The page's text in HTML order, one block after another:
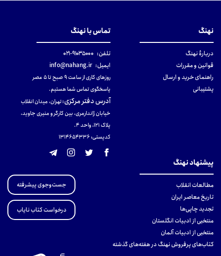
نهنگ
دربارهٔ نهنگ
قوانین و مقررات
راهنمای خرید و ارسال
پشتیبانی
تماس با نهنگ
تلفن: ۹۱۰۳۵۰۰۰-۰۲۱
ایمیل: info@nahang.ir
روزهای کاری از ساعت ۹ صبح تا ۵ عصر
پاسخگوی تماس شما هستیم.
آدرس دفتر مرکزی:تهران، میدان انقلاب
خیابان ژاندارمری، بین کارگر و منیری جاوید،
پلاک 121، واحد ۴.
کدپستی: 131465433۶
پیشنهاد نهنگ
مطالعات انقلاب
تاریخ معاصر ایران
تجدید چاپی‌ها
منتخبی از ادبیات انگلستان
منتخبی از ادبیات آلمان
کتاب‌های پرفروش نهنگ در هفته‌های گذشته
جست‌وجوی پیشرفته
درخواست کتاب نایاب